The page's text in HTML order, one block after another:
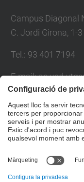
Campus Diagonal
C. Jordi Girona, 1-
Tel.: 93 401 7194
E-mail:
Formulari de
© UPCDepartament